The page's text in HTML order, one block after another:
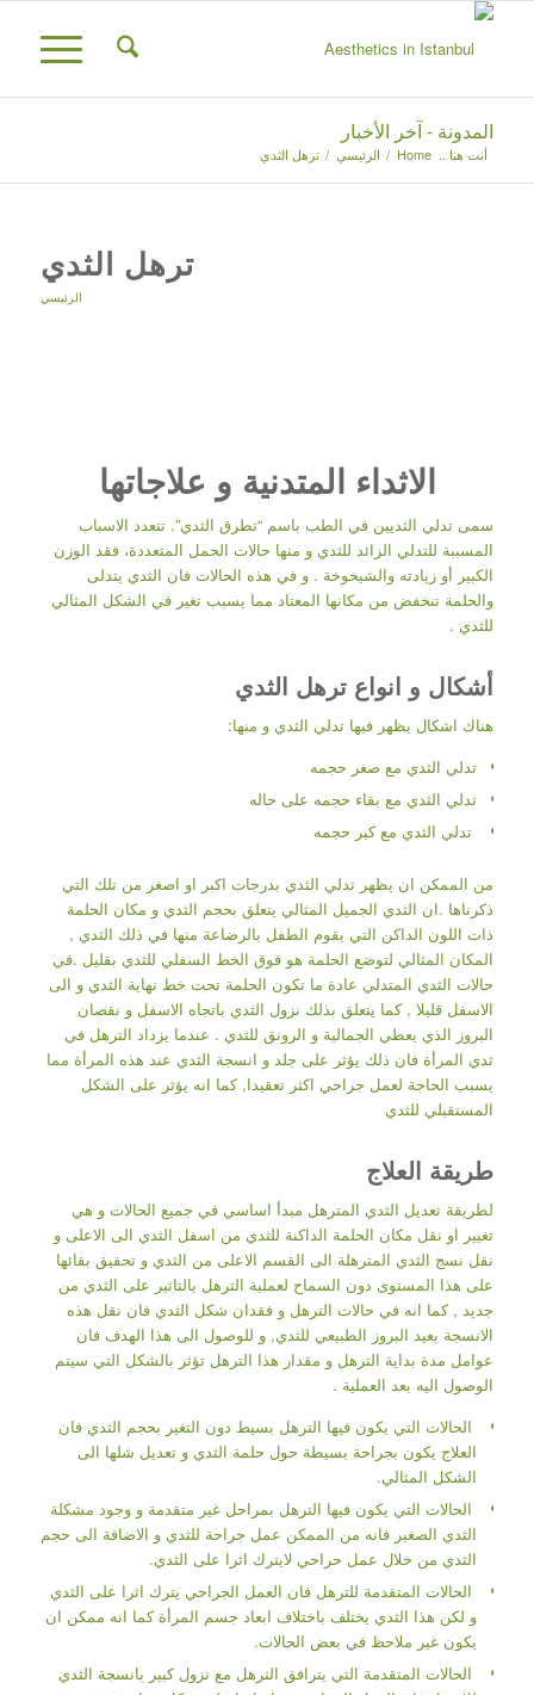
المدونة - آخر الأخبار
أنت هنا .. Home
/ الرئيسي / ترهل الثدي
ترهل الثدي
الرئيسي
الاثداء المتدنية و علاجاتها
سمى تدلي الثديين في الطب باسم “تطرق الثدي”. تتعدد الاسباب
المسببة للتدلي الزائد للثدي و منها حالات الحمل المتعددة، فقد الوزن
الكبير أو زيادته والشيخوخة . و في هذه الحالات فان الثدي يتدلى
والحلمة تنخفض من مكانها المعتاد مما يسبب تغير في الشكل المثالي
للثدي .
أشكال و انواع ترهل الثدي
هناك اشكال يظهر فيها تدلي الثدي و منها:
تدلي الثدي مع صغر حجمه
تدلي الثدي مع بقاء حجمه على حاله
تدلي الثدي مع كبر حجمه
من الممكن ان يظهر تدلي الثدي بدرجات اكبر او اصغر من تلك التي
ذكرناها .ان الثدي الجميل المثالي يتعلق بحجم الثدي و مكان الحلمة
ذات اللون الداكن التي يقوم الطفل بالرضاعة منها في ذلك الثدي ,
المكان المثالي لتوضع الحلمة هو فوق الخط السفلي للثدي بقليل .في
حالات الثدي المتدلي عادة ما تكون الحلمة تحت خط نهاية الثدي و الى
الاسفل قليلا , كما يتعلق بذلك نزول الثدي باتجاه الاسفل و نقصان
البروز الذي يعطي الجمالية و الرونق للثدي . عندما يزداد الترهل في
ثدي المرأة فان ذلك يؤثر على جلد و انسجة الثدي عند هذه المرأة مما
يسبب الحاجة لعمل جراحي اكثر تعقيدا, كما انه يؤثر على الشكل
المستقبلي للثدي
طريقة العلاج
لطريقة تعديل الثدي المترهل مبدأ اساسي في جميع الحالات و هي
تغيير او نقل مكان الحلمة الداكنة للثدي من اسفل الثدي الى الاعلى و
نقل نسج الثدي المترهلة الى القسم الاعلى من الثدي و تحقيق بقائها
على هذا المستوى دون السماح لعملية الترهل بالتاثير على الثدي من
جديد , كما انه في حالات الترهل و فقدان شكل الثدي فان نقل هذه
الانسجة يعيد البروز الطبيعي للثدي, و للوصول الى هذا الهدف فان
عوامل مدة بداية الترهل و مقدار هذا الترهل تؤثر بالشكل التي سيتم
الوصول اليه بعد العملية .
الحالات التي يكون فيها الترهل بسيط دون التغير بحجم الثدي فان
العلاج يكون بجراحة بسيطة حول حلمة الثدي و تعديل شلها الى
الشكل المثالي.
الحالات التي يكون فيها الترهل بمراحل غير متقدمة و وجود مشكلة
الثدي الصغير فانه من الممكن عمل جراحة للثدي و الاضافة الى حجم
الثدي من خلال عمل حراحي لايترك اثرا على الثدي.
الحالات المتقدمة للترهل فان العمل الجراحي يترك اثرا على الثدي
و لكن هذا الثدي يختلف باختلاف ابعاد جسم المرأة كما انه ممكن ان
يكون غير ملاحظ في بعض الحالات.
الحالات المتقدمة التي يترافق الترهل مع نزول كبير بانسجة الثدي